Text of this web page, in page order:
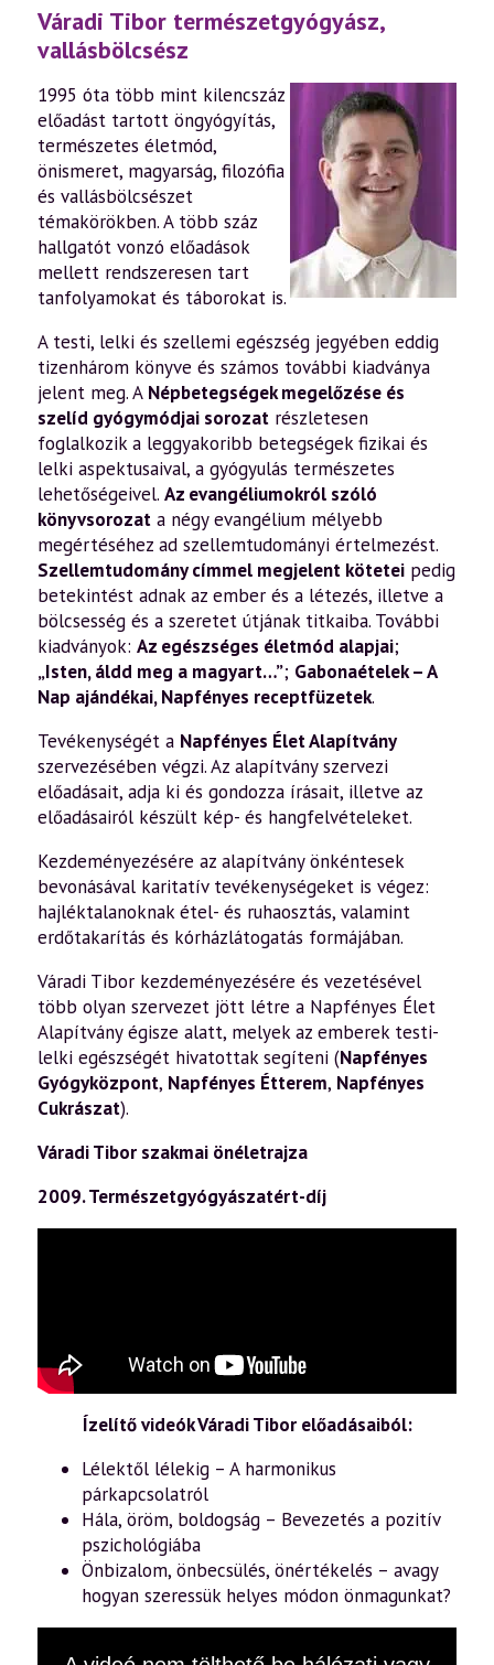
Váradi Tibor természetgyógyász,
vallásbölcsész
1995 óta több mint kilencszáz
előadást tartott öngyógyítás,
természetes életmód,
önismeret, magyarság, filozófia
és vallásbölcsészet
témakörökben. A több száz
hallgatót vonzó előadások
mellett rendszeresen tart
tanfolyamokat és táborokat is.
A testi, lelki és szellemi egészség jegyében eddig
tizenhárom könyve és számos további kiadványa
jelent meg. A Népbetegségek megelőzése és
szelíd gyógymódjai sorozat részletesen
foglalkozik a leggyakoribb betegségek fizikai és
lelki aspektusaival, a gyógyulás természetes
lehetőségeivel. Az evangéliumokról szóló
könyvsorozat a négy evangélium mélyebb
megértéséhez ad szellemtudományi értelmezést.
Szellemtudomány címmel megjelent kötetei pedig
betekintést adnak az ember és a létezés, illetve a
bölcsesség és a szeretet útjának titkaiba. További
kiadványok: Az egészséges életmód alapjai;
„Isten, áldd meg a magyart…”; Gabonaételek – A
Nap ajándékai,Napfényes receptfüzetek.
Tevékenységét a Napfényes Élet Alapítvány
szervezésében végzi. Az alapítvány szervezi
előadásait, adja ki és gondozza írásait, illetve az
előadásairól készült kép- és hangfelvételeket.
Kezdeményezésére az alapítvány önkéntesek
bevonásával karitatív tevékenységeket is végez:
hajléktalanoknak étel- és ruhaosztás, valamint
erdőtakarítás és kórházlátogatás formájában.
Váradi Tibor kezdeményezésére és vezetésével
több olyan szervezet jött létre a Napfényes Élet
Alapítvány égisze alatt, melyek az emberek testi-
lelki egészségét hivatottak segíteni (Napfényes
Gyógyközpont, Napfényes Étterem, Napfényes
Cukrászat).
Váradi Tibor szakmai önéletrajza
2009. Természetgyógyászatért-díj
Ízelítő videók Váradi Tibor előadásaiból:
Lélektől lélekig – A harmonikus
párkapcsolatról
Hála, öröm, boldogság – Bevezetés a pozitív
pszichológiába
Önbizalom, önbecsülés, önértékelés – avagy
hogyan szeressük helyes módon önmagunkat?